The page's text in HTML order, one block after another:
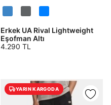
Erkek UA Rival Lightweight
Eşofman Altı
4.290 TL
YARIN KARGODA